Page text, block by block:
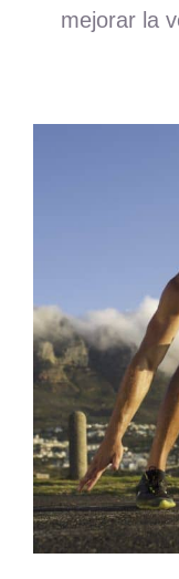
mejorar la